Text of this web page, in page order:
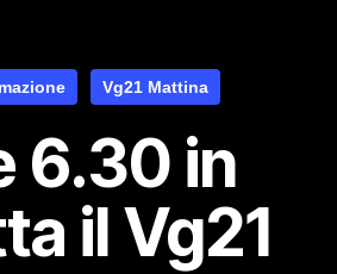
Vg21 Mattina
6.30 in
il Vg21